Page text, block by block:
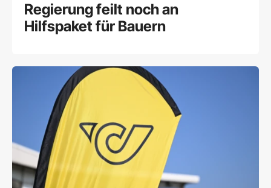
Regierung feilt noch an
Hilfspaket für Bauern